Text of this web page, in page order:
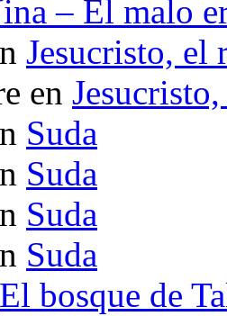
– El malo
Jesucristo, el
en
Suda
Suda
Suda
Suda
El bosque de